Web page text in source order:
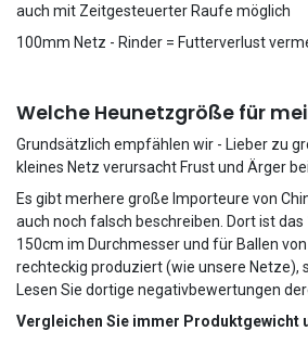
auch mit Zeitgesteuerter Raufe möglich
100mm Netz - Rinder = Futterverlust
Welche Heunetzgröße für
Grundsätzlich empfählen wir - Lieber zu
kleines Netz verursacht Frust und Ärger
Es gibt merhere große Importeure von
auch noch falsch beschreiben. Dort ist
150cm im Durchmesser und für Ballen
rechteckig produziert (wie unsere Netze),
Lesen Sie dortige negativbewertungen
Vergleichen Sie immer Produktgewicht